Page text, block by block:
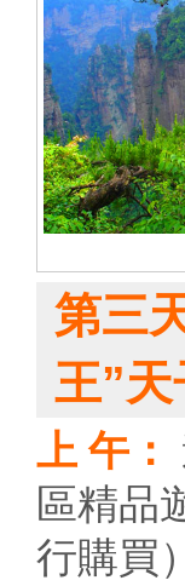
第三
王”
上 午：
區精品
行購買